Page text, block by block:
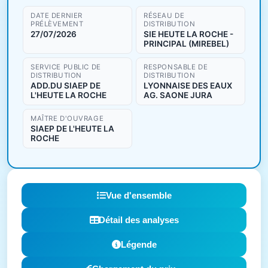
DATE DERNIER
PRÉLÈVEMENT
27/07/2026
RÉSEAU DE
DISTRIBUTION
SIE HEUTE LA ROCHE -
PRINCIPAL (MIREBEL)
SERVICE PUBLIC DE
DISTRIBUTION
ADD.DU SIAEP DE
L'HEUTE LA ROCHE
RESPONSABLE DE
DISTRIBUTION
LYONNAISE DES EAUX
AG. SAONE JURA
MAÎTRE D'OUVRAGE
SIAEP DE L'HEUTE LA
ROCHE
Vue d'ensemble
Détail des analyses
Légende